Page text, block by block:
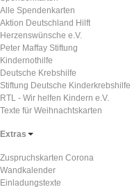
Alle Spendenkarten
Aktion Deutschland Hilft
Herzenswünsche e.V.
Peter Maffay Stiftung
Kindernothilfe
Deutsche Krebshilfe
Stiftung Deutsche Kinderkrebshilfe
RTL - Wir helfen Kindern e.V.
Texte für Weihnachtskarten
Extras
Zuspruchskarten Corona
Wandkalender
Einladungstexte